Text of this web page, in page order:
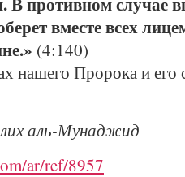
вместе всех
(4:140)
нашего Пророка и
аль-Мунаджид
ar/ref/8957